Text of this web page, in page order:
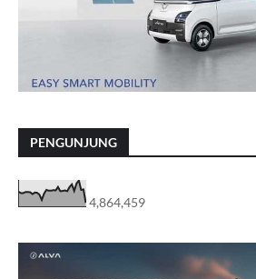
PENGUNJUNG
4,864,459